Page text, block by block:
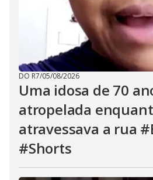
DO R7/05/08/2026
Uma idosa de 70
atropelada
atravessava a rua
#Shorts